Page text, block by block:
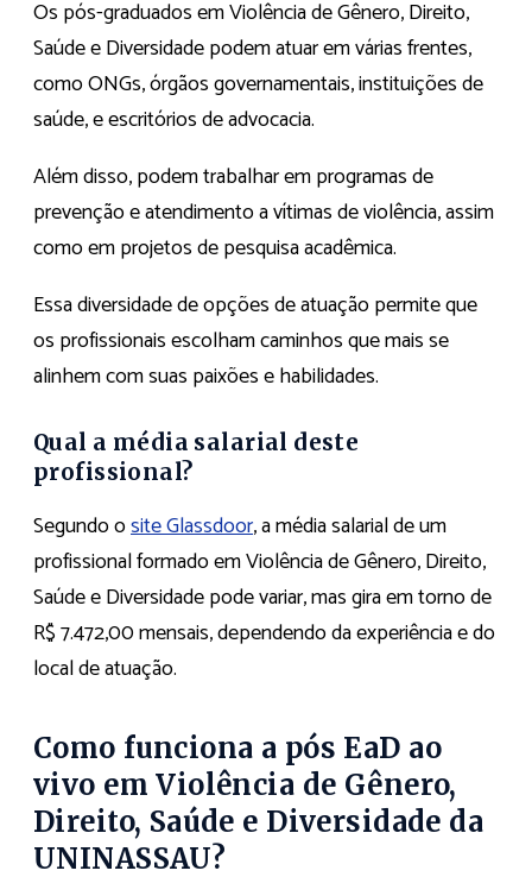
Os pós-graduados em Violência de Gênero, Direito,
Saúde e Diversidade podem atuar em várias frentes,
como ONGs, órgãos governamentais, instituições de
saúde, e escritórios de advocacia.
Além disso, podem trabalhar em programas de
prevenção e atendimento a vítimas de violência, assim
como em projetos de pesquisa acadêmica.
Essa diversidade de opções de atuação permite que
os profissionais escolham caminhos que mais se
alinhem com suas paixões e habilidades.
Qual a média salarial deste
profissional?
Segundo osite Glassdoor, a média salarial de um
profissional formado em Violência de Gênero, Direito,
Saúde e Diversidade pode variar, mas gira em torno de
R$ 7.472,00 mensais, dependendo da experiência e do
local de atuação.
Como funciona a pós EaD ao
vivo em Violência de Gênero,
Direito, Saúde e Diversidade da
UNINASSAU?